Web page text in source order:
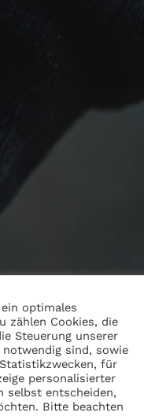
optimales
zählen Cookies, die
Steuerung unserer
sind, sowie
für
personalisierter
selbst entscheiden,
Bitte beachten